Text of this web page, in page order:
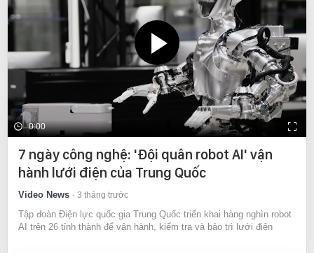
0:00
7 ngày công nghệ: 'Đội quân robot AI' vận
hành lưới điện của Trung Quốc
Video News 3 tháng trước
Tập đoàn Điện lực quốc gia Trung Quốc triển khai hàng nghìn robot
AI trên 26 tỉnh thành để vận hành, kiểm tra và bảo trì lưới điện